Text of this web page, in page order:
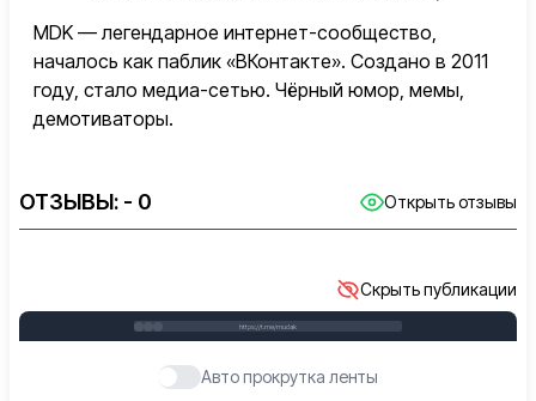
MDK — легендарное интернет-сообщество,
началось как паблик «ВКонтакте». Создано в 2011
году, стало медиа-сетью. Чёрный юмор, мемы,
демотиваторы.
ОТЗЫВЫ: - 0 Открыть отзывы
Скрыть публикации
https://t.me/mudak
Авто прокрутка ленты